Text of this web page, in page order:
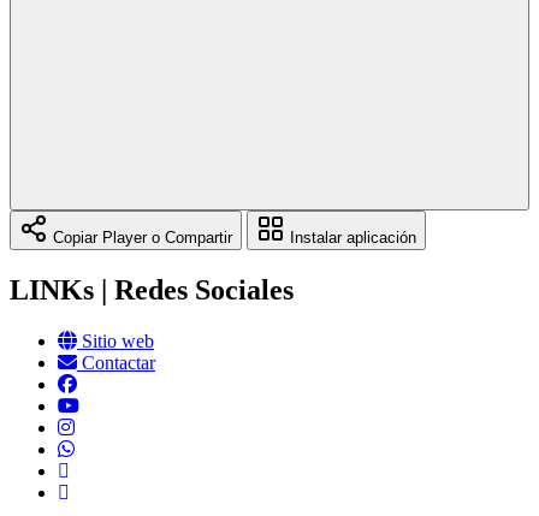
Copiar Player o Compartir Instalar aplicación
LINKs | Redes Sociales
Sitio web
Contactar